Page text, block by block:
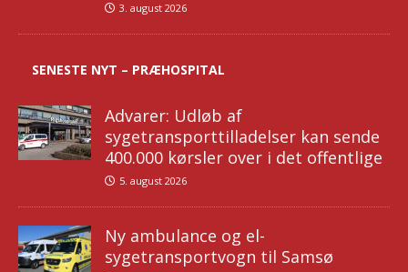
3. august 2026
SENESTE NYT – PRÆHOSPITAL
Advarer: Udløb af
sygetransporttilladelser kan sende
400.000 kørsler over i det offentlige
5. august 2026
Ny ambulance og el-
sygetransportvogn til Samsø